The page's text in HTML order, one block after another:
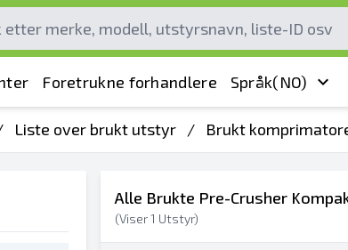
Foretrukne forhandlere Språk(NO)
Liste over brukt utstyr / Brukt
Alle Brukte Pre-Crusher
(Viser1 Utstyr)